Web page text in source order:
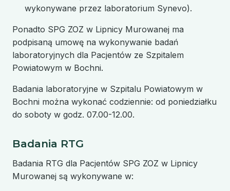
wykonywane przez laboratorium Synevo).
Ponadto SPG ZOZ w Lipnicy Murowanej ma
podpisaną umowę na wykonywanie badań
laboratoryjnych dla Pacjentów ze Szpitalem
Powiatowym w Bochni.
Badania laboratoryjne w Szpitalu Powiatowym w
Bochni można wykonać codziennie: od poniedziałku
do soboty w godz. 07.00-12.00.
Badania RTG
Badania RTG dla Pacjentów SPG ZOZ w Lipnicy
Murowanej są wykonywane w: